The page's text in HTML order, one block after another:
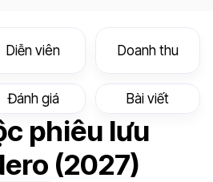
Diễn viên Doanh thu
Đánh giá Bài viết
phiêu lưu
(2027)